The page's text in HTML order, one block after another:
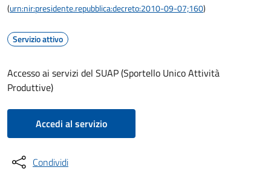
(urn:nir:presidente.repubblica:decreto:2010-09-07;160)
Servizio attivo
Accesso ai servizi del SUAP (Sportello Unico Attività
Produttive)
Accedi al servizio
Condividi